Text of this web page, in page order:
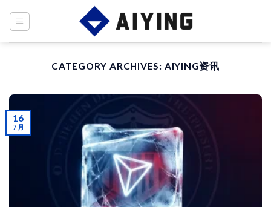
CATEGORY ARCHIVES: AIYING资讯
16
7 月